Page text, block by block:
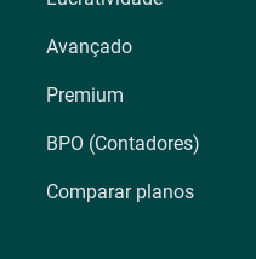
Avançado
Premium
BPO (Contadores)
Comparar planos